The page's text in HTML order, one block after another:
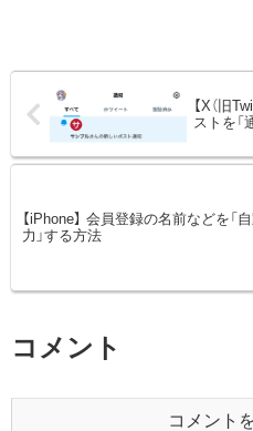
【X（旧
ストを「
【iPhone】 会員登録の名前などを「
力」する方法
コメント
コメント